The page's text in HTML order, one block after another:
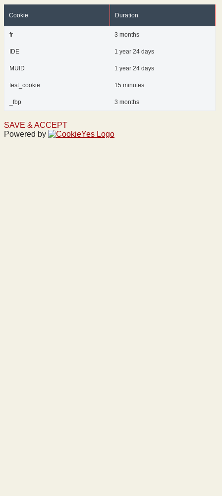
Cookie Duration
fr 3 months
IDE 1 year 24 days
MUID 1 year 24 days
test_cookie 15 minutes
_fbp 3 months
SAVE & ACCEPT
Powered by